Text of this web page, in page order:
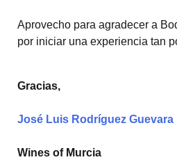
Aprovecho para agradecer a
por iniciar una experiencia tan
Gracias,
José Luis Rodríguez Guevara
Wines of Murcia